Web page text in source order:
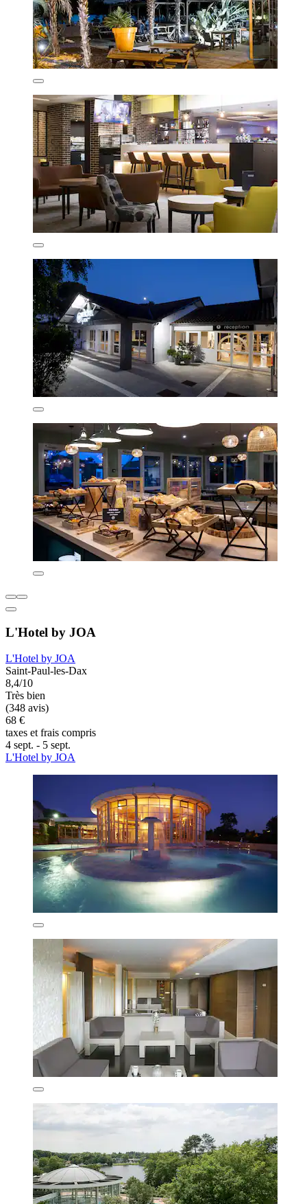
L'Hotel by JOA
L'Hotel by JOA
Saint-Paul-les-Dax
8,4/10
Très bien
(348 avis)
68 €
taxes et frais compris
4 sept. - 5 sept.
L'Hotel by JOA